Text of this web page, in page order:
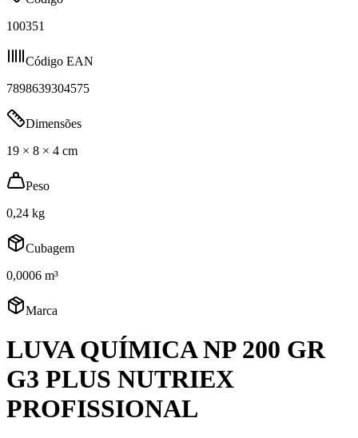
100351
Código EAN
7898639304575
Dimensões
19 × 8 × 4 cm
Peso
0,24 kg
Cubagem
0,0006 m³
Marca
LUVA QUÍMICA NP 200 GR
G3 PLUS NUTRIEX
PROFISSIONAL